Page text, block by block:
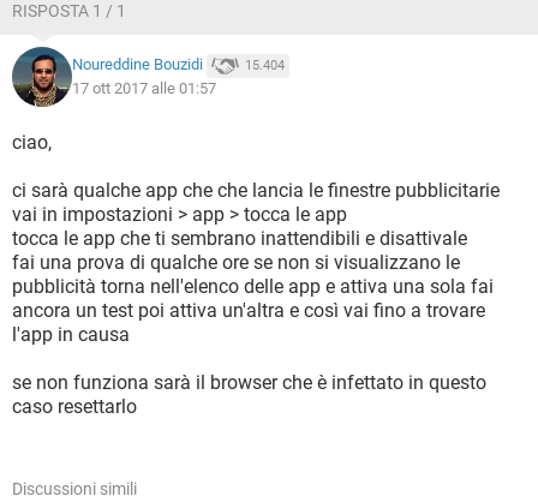
RISPOSTA 1 / 1
Noureddine Bouzidi 15.404
17 ott 2017 alle 01:57
ciao,
ci sarà qualche app che che lancia le finestre pubblicitarie
vai in impostazioni > app > tocca le app
tocca le app che ti sembrano inattendibili e disattivale
fai una prova di qualche ore se non si visualizzano le
pubblicità torna nell'elenco delle app e attiva una sola fai
ancora un test poi attiva un'altra e così vai fino a trovare
l'app in causa
se non funziona sarà il browser che è infettato in questo
caso resettarlo
Discussioni simili